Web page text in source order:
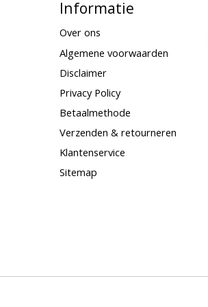
Informatie
Over ons
Algemene voorwaarden
Disclaimer
Privacy Policy
Betaalmethode
Verzenden & retourneren
Klantenservice
Sitemap